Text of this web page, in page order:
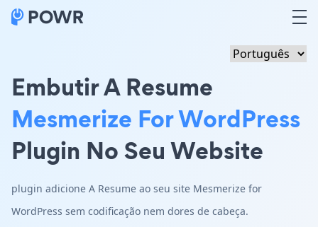
Embutir A Resume
Mesmerize For WordPress
Plugin No Seu Website
plugin adicione A Resume ao seu site Mesmerize for
WordPress sem codificação nem dores de cabeça.